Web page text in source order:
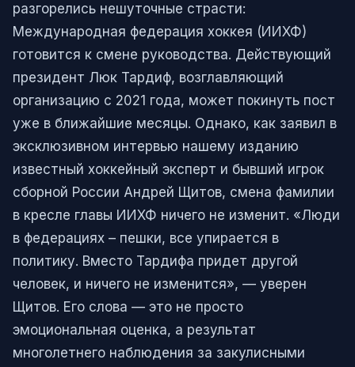
разгорелись нешуточные страсти:
Международная федерация хоккея (ИИХФ)
готовится к смене руководства. Действующий
президент Люк Тардиф, возглавляющий
организацию с 2021 года, может покинуть пост
уже в ближайшие месяцы. Однако, как заявил в
эксклюзивном интервью нашему изданию
известный хоккейный эксперт и бывший игрок
сборной России Андрей Щитов, смена фамилии
в кресле главы ИИХФ ничего не изменит. «Люди
в федерациях – пешки, все упирается в
политику. Вместо Тардифа придет другой
человек, и ничего не изменится», — уверен
Щитов. Его слова — это не просто
эмоциональная оценка, а результат
многолетнего наблюдения за закулисными